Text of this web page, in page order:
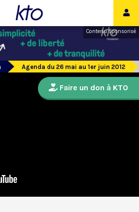
Contenu sponsorisé
Agenda du 26 mai au 1er juin 2012
Faire un don à KTO